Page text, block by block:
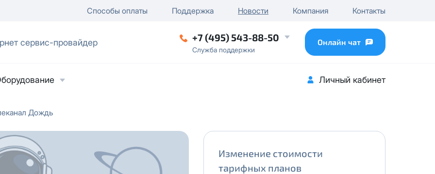
Способы оплаты Поддержка Новости Компания Контакты
сервис-провайдер +7 (495) 543-88-50
Служба поддержки
Онлайн чат
Личный кабинет
Дождь
Изменение стоимости
тарифных планов
лицо
/ отключение публичного IP
...